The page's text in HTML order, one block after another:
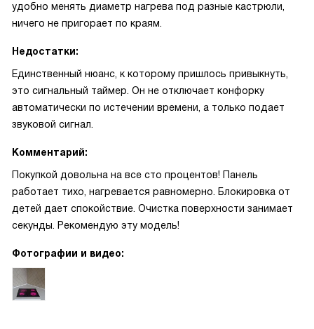
удобно менять диаметр нагрева под разные кастрюли,
ничего не пригорает по краям.
Недостатки:
Единственный нюанс, к которому пришлось привыкнуть,
это сигнальный таймер. Он не отключает конфорку
автоматически по истечении времени, а только подает
звуковой сигнал.
Комментарий:
Покупкой довольна на все сто процентов! Панель
работает тихо, нагревается равномерно. Блокировка от
детей дает спокойствие. Очистка поверхности занимает
секунды. Рекомендую эту модель!
Фотографии и видео: